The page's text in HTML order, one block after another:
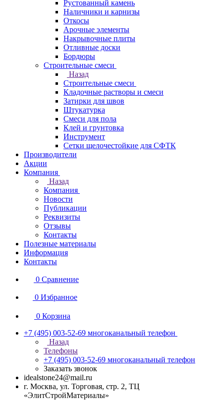
Рустованный камень
Наличники и карнизы
Откосы
Арочные элементы
Накрывочные плиты
Отливные доски
Бордюры
Строительные смеси
Назад
Строительные смеси
Кладочные растворы и смеси
Затирки для швов
Штукатурка
Смеси для пола
Клей и грунтовка
Инструмент
Сетки щелочестойкие для СФТК
Производители
Акции
Компания
Назад
Компания
Новости
Публикации
Реквизиты
Отзывы
Контакты
Полезные материалы
Информация
Контакты
0 Сравнение
0 Избранное
0 Корзина
+7 (495) 003-52-69 многоканальный телефон
Назад
Телефоны
+7 (495) 003-52-69 многоканальный телефон
Заказать звонок
idealstone24@mail.ru
г. Москва, ул. Торговая, стр. 2, ТЦ
«ЭлитСтройМатериалы»